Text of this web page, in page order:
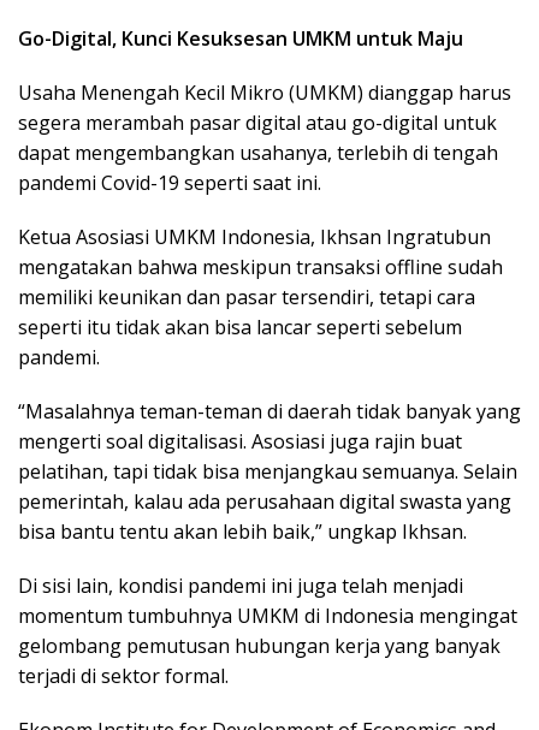
Go-Digital, Kunci Kesuksesan UMKM untuk Maju
Usaha Menengah Kecil Mikro (UMKM) dianggap harus
segera merambah pasar digital atau go-digital untuk
dapat mengembangkan usahanya, terlebih di tengah
pandemi Covid-19 seperti saat ini.
Ketua Asosiasi UMKM Indonesia, Ikhsan Ingratubun
mengatakan bahwa meskipun transaksi offline sudah
memiliki keunikan dan pasar tersendiri, tetapi cara
seperti itu tidak akan bisa lancar seperti sebelum
pandemi.
“Masalahnya teman-teman di daerah tidak banyak yang
mengerti soal digitalisasi. Asosiasi juga rajin buat
pelatihan, tapi tidak bisa menjangkau semuanya. Selain
pemerintah, kalau ada perusahaan digital swasta yang
bisa bantu tentu akan lebih baik,” ungkap Ikhsan.
Di sisi lain, kondisi pandemi ini juga telah menjadi
momentum tumbuhnya UMKM di Indonesia mengingat
gelombang pemutusan hubungan kerja yang banyak
terjadi di sektor formal.